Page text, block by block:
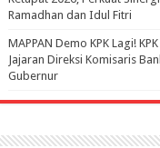
Ramadhan dan Idul Fitri
‎MAPPAN Demo KPK Lagi!
Jajaran Direksi Komisaris
Gubernur ‎